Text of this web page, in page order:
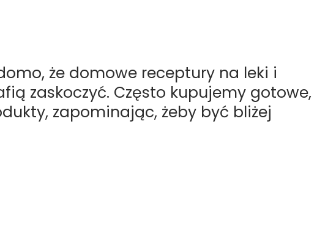
że domowe receptury na leki i
zaskoczyć. Często kupujemy gotowe,
zapominając, żeby być bliżej